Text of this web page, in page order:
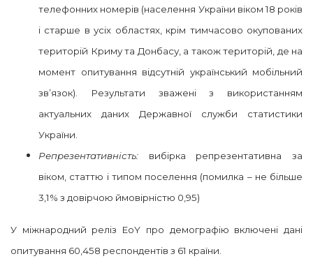
телефонних номерів (населення України віком 18 років
і старше в усіх областях, крім тимчасово окупованих
територій Криму та Донбасу, а також територій, де на
момент опитування відсутній український мобільний
зв’язок). Результати зважені з використанням
актуальних даних Державної служби статистики
України.
Репрезентативність: вибірка репрезентативна за
віком, статтю і типом поселення (помилка – не більше
3,1% з довірчою ймовірністю 0,95)
У міжнародний реліз EoY про демографію включені дані
опитування 60,458 респондентів з 61 країни.